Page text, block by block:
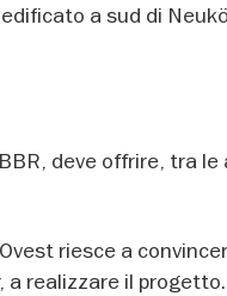
a sud di
deve offrire, tra
riesce a
a realizzare il